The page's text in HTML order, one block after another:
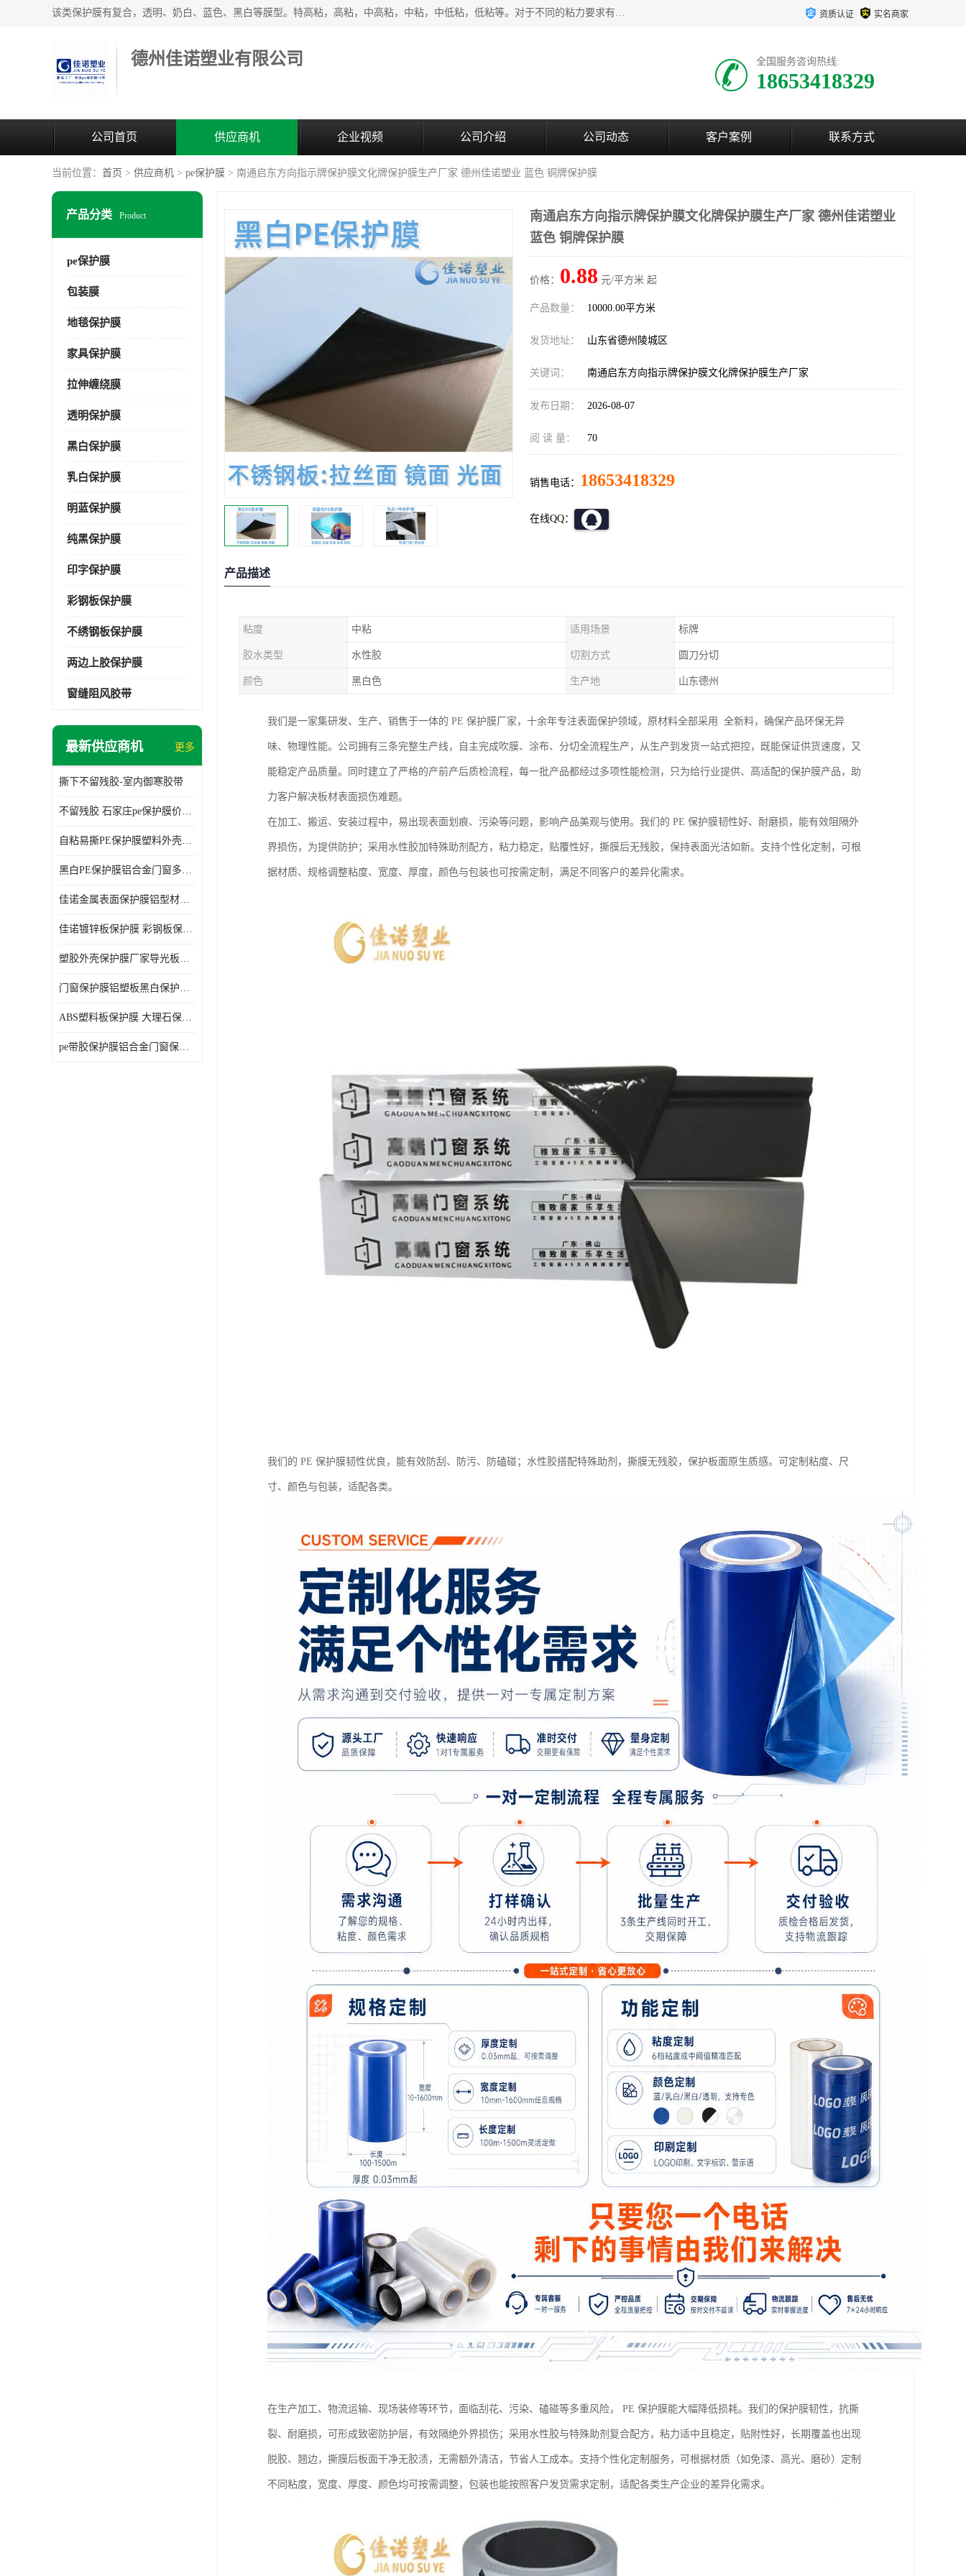
该类保护膜有复合，透明、奶白、蓝色、黑白等膜型。特高粘，高粘，中高粘，中粘，中低粘，低粘等。对于不同的粘力要求有相应的产品相适配。无胶渍残留污染。在较宽的收卷幅度下平整无皱纹，收卷长度大，利于机械化及自动化施工粘贴。为您的产品提供的表面保护解决方案。 产品广泛适用于：铝材、不锈钢、金属、塑料、电子、家电、家具、玻璃、化工材料、装饰材料等。 资质认证 实名商家
德州佳诺塑业有限公司 全国服务咨询热线:
18653418329
公司首页 供应商机 企业视频 公司介绍 公司动态 客户案例 联系方式
当前位置： 首页 > 供应商机 > pe保护膜 > 南通启东方向指示牌保护膜文化牌保护膜生产厂家 德州佳诺塑业 蓝色 铜牌保护膜
产品分类 Product
pe保护膜
包装膜
地毯保护膜
家具保护膜
拉伸缠绕膜
透明保护膜
黑白保护膜
乳白保护膜
明蓝保护膜
纯黑保护膜
印字保护膜
彩钢板保护膜
不绣钢板保护膜
两边上胶保护膜
窗缝阻风胶带
最新供应商机 更多
撕下不留残胶-室内御寒胶带
不留残胶 石家庄pe保护膜价格 塑料薄膜
自粘易撕PE保护膜塑料外壳导光板亚克力板膜操作方便
黑白PE保护膜铝合金门窗多种颜色支持定制生产
佳诺金属表面保护膜铝型材保护膜不留残胶铝合金窗框保护胶带
佳诺镀锌板保护膜 彩钢板保护pe保护膜
塑胶外壳保护膜厂家导光板保护膜 铝单板保护膜胶带易撕不留胶
门窗保护膜铝塑板黑白保护膜外墙保温板保护膜
ABS塑料板保护膜 大理石保护膜 缠鱼竿保护膜
pe带胶保护膜铝合金门窗保护不锈钢板保护膜大理石建筑材料保护
南通启东方向指示牌保护膜文化牌保护膜生产厂家 德州佳诺塑业
蓝色 铜牌保护膜
价格： 0.88 元/平方米 起
产品数量： 10000.00平方米
发货地址： 山东省德州陵城区
关键词： 南通启东方向指示牌保护膜文化牌保护膜生产厂家
发布日期： 2026-08-07
阅 读 量： 70
销售电话： 18653418329
在线QQ：
产品描述
粘度 中粘 适用场景 标牌
胶水类型 水性胶 切割方式 圆刀分切
颜色 黑白色 生产地 山东德州
我们是一家集研发、生产、销售于一体的 PE 保护膜厂家，十余年专注表面保护领域，原材料全部采用 全新料，确保产品环保无异
味、物理性能。公司拥有三条完整生产线，自主完成吹膜、涂布、分切全流程生产，从生产到发货一站式把控，既能保证供货速度，又
能稳定产品质量。同时建立了严格的产前产后质检流程，每一批产品都经过多项性能检测，只为给行业提供、高适配的保护膜产品，助
力客户解决板材表面损伤难题。
在加工、搬运、安装过程中，易出现表面划痕、污染等问题，影响产品美观与使用。我们的 PE 保护膜韧性好、耐磨损，能有效阻隔外
界损伤，为提供防护；采用水性胶加特殊助剂配方，粘力稳定，贴覆性好，撕膜后无残胶，保持表面光洁如新。支持个性化定制，可根
据材质、规格调整粘度、宽度、厚度，颜色与包装也可按需定制，满足不同客户的差异化需求。
我们的 PE 保护膜韧性优良，能有效防刮、防污、防磕碰；水性胶搭配特殊助剂，撕膜无残胶，保护板面原生质感。可定制粘度、尺
寸、颜色与包装，适配各类。
在生产加工、物流运输、现场装修等环节，面临刮花、污染、磕碰等多重风险， PE 保护膜能大幅降低损耗。我们的保护膜韧性，抗撕
裂、耐磨损，可形成致密防护层，有效隔绝外界损伤；采用水性胶与特殊助剂复合配方，粘力适中且稳定，贴附性好，长期覆盖也出现
脱胶、翘边，撕膜后板面干净无胶渍，无需额外清洁，节省人工成本。支持个性化定制服务，可根据材质（如免漆、高光、磨砂）定制
不同粘度，宽度、厚度、颜色均可按需调整，包装也能按照客户发货需求定制，适配各类生产企业的差异化需求。